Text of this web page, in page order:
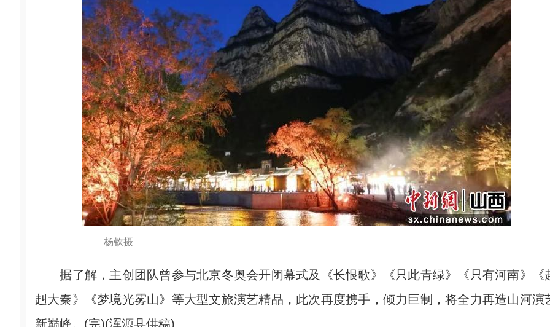
杨钦摄
据了解，主创团队曾参与北京冬奥会开闭幕式及《长恨歌》《只此青绿》《只有河南》《
赳大秦》《梦境光雾山》等大型文旅演艺精品，此次再度携手，倾力巨制，将全力再造山河演
新巅峰。(完)(浑源县供稿)